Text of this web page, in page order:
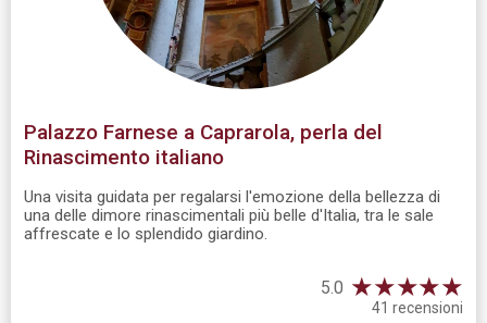
Palazzo Farnese a Caprarola, perla del
Rinascimento italiano
Una visita guidata per regalarsi l'emozione della bellezza di
una delle dimore rinascimentali più belle d'Italia, tra le sale
affrescate e lo splendido giardino.
5.0 ★★★★★
41 recensioni